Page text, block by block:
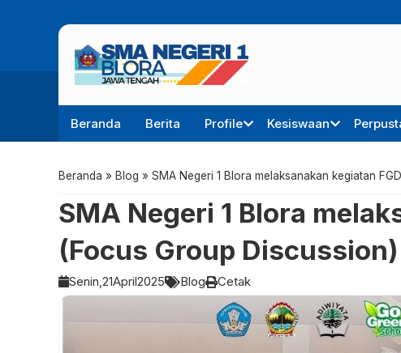
Beranda Berita Profile Kesiswaan
Beranda » Blog » SMA Negeri 1 Blora melaksanakan kegiatan
SMA Negeri 1 Blora
(Focus Group Discussion)
Senin,21April2025 Blog Cetak